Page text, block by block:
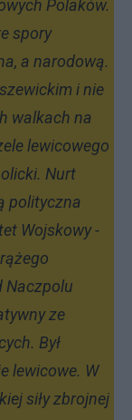
Polaków.
spory
a narodową.
i nie
walkach na
lewicowego
Nurt
polityczna
Wojskowy -
Naczpolu
ze
Był
lewicowe. W
siły zbrojnej